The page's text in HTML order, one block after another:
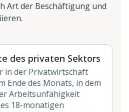
Art der Beschäftigung und
des privaten Sektors
in der Privatwirtschaft
Ende des Monats, in dem
Arbeitsunfähigkeit
18-monatigen